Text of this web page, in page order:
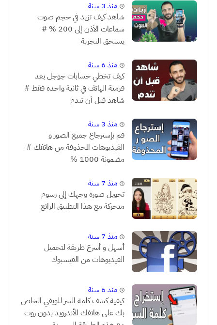
منذ 3 سنة
شاهد كيف تزيد في حجم صوت
سماعات الأذن إلى 200 % #
يستحق التجربة
منذ 6 سنة
كيف تخطي حسابات جوجل بعد
فرمتة الهاتف في ثانية واحدة فقط #
شاهد قبل أن تندم
منذ 3 سنة
قم بإسترجاع جميع الصور و
الفيديوهات المحذوفة من هاتفك #
مضمونة 1000 %
منذ 7 سنة
تحويل صورة وجهك إلى رسوم
متحركة مع هذا التطبيق الرائع
منذ 7 سنة
أسهل و أسرع طريقة لتحميل
الفيديوهات من الفيسبوك
منذ 6 سنة
كيفية كشف كلمة السر للويفي الخاص
بك على هاتفك الأندرويد بدون روت